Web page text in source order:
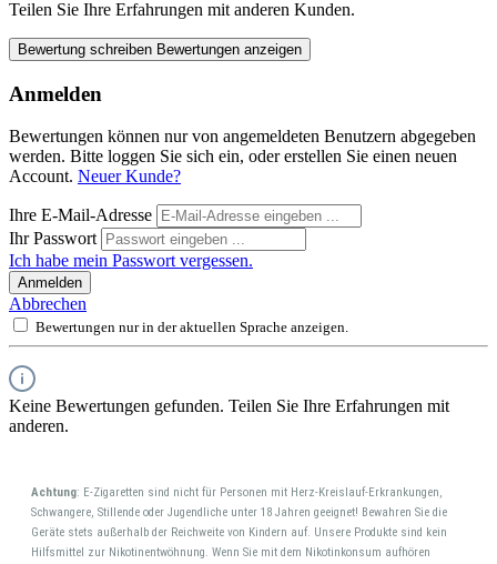
Teilen Sie Ihre Erfahrungen mit anderen Kunden.
Bewertung schreiben Bewertungen anzeigen
Anmelden
Bewertungen können nur von angemeldeten Benutzern abgegeben
werden. Bitte loggen Sie sich ein, oder erstellen Sie einen neuen
Account. Neuer Kunde?
Ihre E-Mail-Adresse
Ihr Passwort
Ich habe mein Passwort vergessen.
Anmelden
Abbrechen
Bewertungen nur in der aktuellen Sprache anzeigen.
Keine Bewertungen gefunden. Teilen Sie Ihre Erfahrungen mit
anderen.
Achtung: E-Zigaretten sind nicht für Personen mit Herz-Kreislauf-Erkrankungen,
Schwangere, Stillende oder Jugendliche unter 18 Jahren geeignet! Bewahren Sie die
Geräte stets außerhalb der Reichweite von Kindern auf. Unsere Produkte sind kein
Hilfsmittel zur Nikotinentwöhnung. Wenn Sie mit dem Nikotinkonsum aufhören